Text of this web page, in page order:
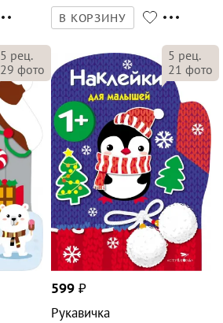
В КОРЗИНУ
5 рец.
29 фото
5 рец.
21 фото
599 ₽
Рукавичка